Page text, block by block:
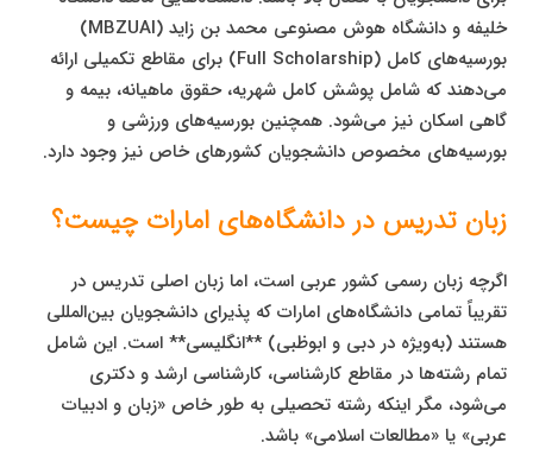
خلیفه و دانشگاه هوش مصنوعی محمد بن زاید (MBZUAI)
بورسیه‌های کامل (Full Scholarship) برای مقاطع تکمیلی ارائه
می‌دهند که شامل پوشش کامل شهریه، حقوق ماهیانه، بیمه و
گاهی اسکان نیز می‌شود. همچنین بورسیه‌های ورزشی و
بورسیه‌های مخصوص دانشجویان کشورهای خاص نیز وجود دارد.
زبان تدریس در دانشگاه‌های امارات چیست؟
اگرچه زبان رسمی کشور عربی است، اما زبان اصلی تدریس در
تقریباً تمامی دانشگاه‌های امارات که پذیرای دانشجویان بین‌المللی
هستند (به‌ویژه در دبی و ابوظبی) **انگلیسی** است. این شامل
تمام رشته‌ها در مقاطع کارشناسی، کارشناسی ارشد و دکتری
می‌شود، مگر اینکه رشته تحصیلی به طور خاص «زبان و ادبیات
عربی» یا «مطالعات اسلامی» باشد.